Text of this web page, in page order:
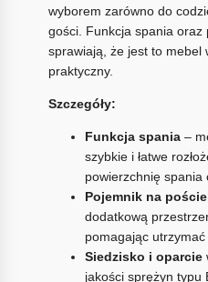
wyborem zarówno do
gości. Funkcja spania oraz
sprawiają, że jest to mebel
praktyczny.
Szczegóły:
Funkcja spania–
szybkie i łatwe
powierzchnię spania
Pojemnik na
dodatkową
pomagając
Siedzisko i oparcie
jakości sprężyn typu